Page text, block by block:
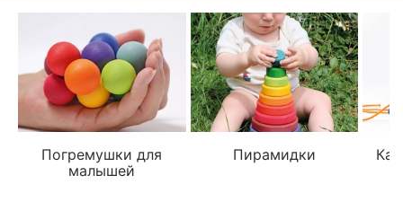
Погремушки для
малышей
Пирамидки